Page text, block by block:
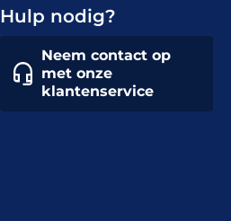
Hulp nodig?
Neem contact op
met onze
klantenservice